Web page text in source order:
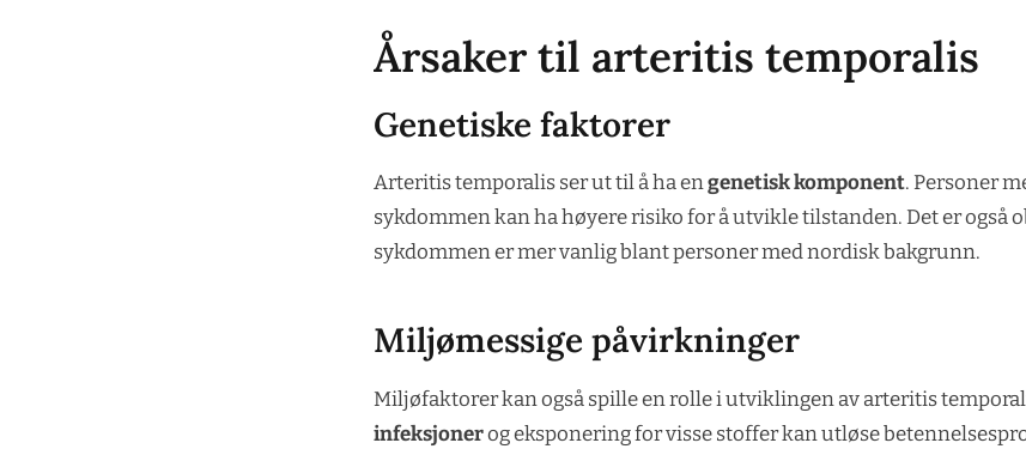
Årsaker til arteritis temporalis
Genetiske faktorer
Arteritis temporalis ser ut til å ha engenetisk komponent. Personer
sykdommen kan ha høyere risiko for å utvikle tilstanden. Det er også
sykdommen er mer vanlig blant personer med nordisk bakgrunn.
Miljømessige påvirkninger
Miljøfaktorer kan også spille en rolle i utviklingen av arteritis
infeksjonerog eksponering for visse stoffer kan utløse